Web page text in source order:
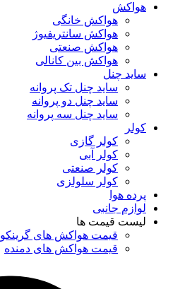
هواکش
هواکش خانگی
هواکش سانتریفیوژ
هواکش صنعتی
هواکش بین کانالی
ساید چنل
ساید چنل تک پروانه
ساید چنل دو پروانه
ساید چنل سه پروانه
کولر
کولر گازی
کولر آبی
کولر صنعتی
کولر سلولزی
پرده هوا
لوازم جانبی
لیست قیمت ها
قیمت هواکش های گرینکو
قیمت هواکش های دمنده